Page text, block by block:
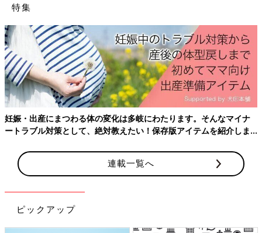
ねんねの服装にも要注意
寝室の温度・湿度に注意することは基本ですが、赤ちゃんの服装
も大切なポイント。寒いからといって厚着をさせることはいい睡
眠にとって逆効果です。
月齢に合わせて、スリーパーを活用
寝室を18～20度に保つことを前提として、赤ちゃんの服装の目
安を紹介します。
用は基本的にナシでOKです。とくに低月齢の時期は、寝床にぬ
いぐるみ、掛け布団やまくらなどを置かないことが大切です。
1才以上もスリーパーの活用がベター
特集
妊娠・出産にまつわる体の変化は多岐にわたります。そんなマイナ
ートラブル対策として、絶対教えたい！保存版アイテムを紹介しま
連載一覧へ
ピックアップ